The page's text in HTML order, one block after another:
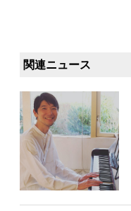
関連ニュース